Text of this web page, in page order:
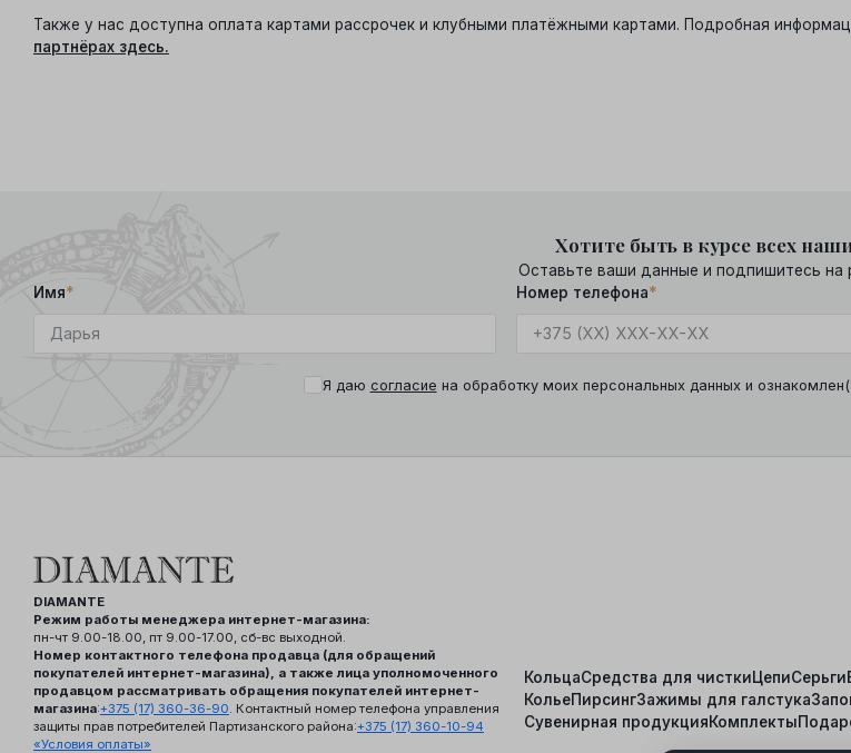
Также у нас доступна оплата картами рассрочек и клубными платёжными картами. Подробная
партнёрах здесь.
Хотите быть в курсе всех
Оставьте ваши данные и подпишитесь на
Имя* Номер телефона*
Я даю согласие на обработку моих персональных данных и
DIAMANTE
Режим работы менеджера интернет-магазина:
пн-чт 9.00-18.00, пт 9.00-17.00, сб-вс выходной.
Номер контактного телефона продавца (для обращений
покупателей интернет-магазина), а также лица уполномоченного
продавцом рассматривать обращения покупателей интернет-
магазина:+375 (17) 360-36-90 . Контактный номер телефона управления
защиты прав потребителей Партизанского района:+375 (17) 360-10-94
«Условия оплаты»
КольцаСредства для чисткиЦепиСерьги
КольеПирсингЗажимы для галстука
Сувенирная продукцияКомплекты